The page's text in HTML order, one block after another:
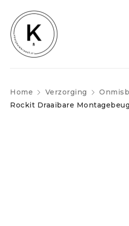
Home Verzorging
Rockit Draaibare